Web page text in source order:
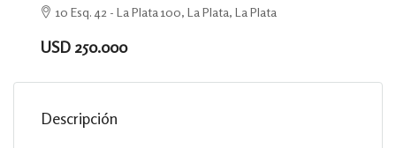
10 Esq. 42 - La Plata 100, La Plata, La Plata
USD 250.000
Descripción